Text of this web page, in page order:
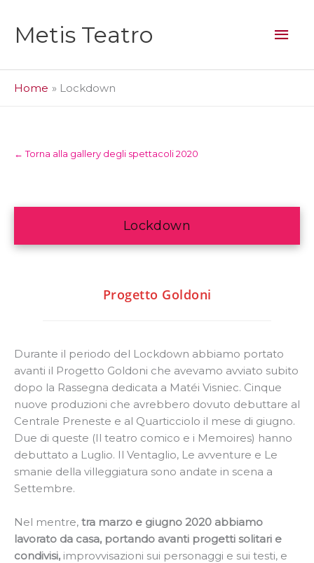
contenuto
Metis Teatro
Home Lockdown
← Torna alla gallery degli spettacoli 2020
Lockdown
Progetto Goldoni
Durante il periodo del Lockdown abbiamo portato
avanti il Progetto Goldoni che avevamo avviato subito
dopo la Rassegna dedicata a Matéi Visniec. Cinque
nuove produzioni che avrebbero dovuto debuttare al
Centrale Preneste e al Quarticciolo il mese di giugno.
Due di queste (Il teatro comico e i Memoires) hanno
debuttato a Luglio. Il Ventaglio, Le avventure e Le
smanie della villeggiatura sono andate in scena a
Settembre.
Nel mentre, tra marzo e giugno 2020 abbiamo
lavorato da casa, portando avanti progetti solitari e
condivisi, improvvisazioni sui personaggi e sui testi, e